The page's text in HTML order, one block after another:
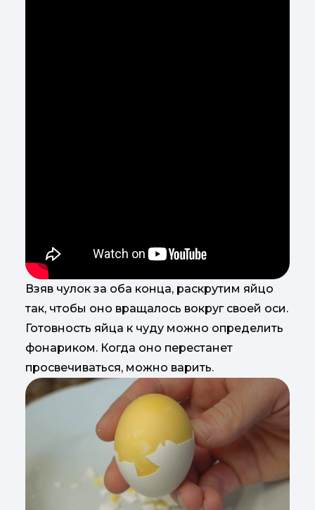
Взяв чулок за оба конца, раскрутим яйцо
так, чтобы оно вращалось вокруг своей оси.
Готовность яйца к чуду можно определить
фонариком. Когда оно перестанет
просвечиваться, можно варить.